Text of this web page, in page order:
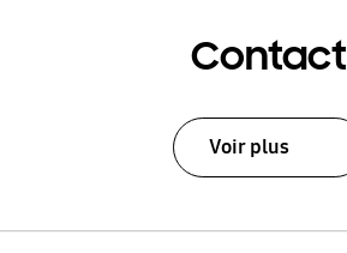
Contact
Voir plus